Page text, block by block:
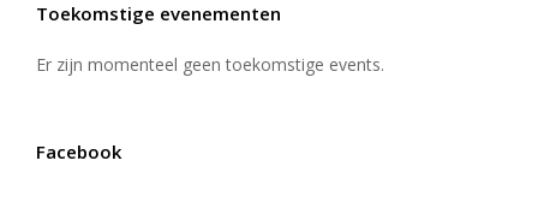
Toekomstige evenementen
Er zijn momenteel geen toekomstige events.
Facebook